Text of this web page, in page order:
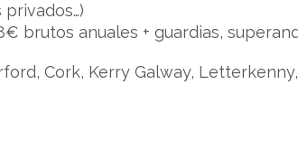
brutos anuales + guardias,
Cork, Kerry Galway, Letterkenny,